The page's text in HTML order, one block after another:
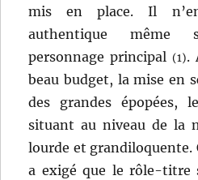
mis en place. Il
authentique même
personnage principal(1).
beau budget, la mise en
des grandes épopées,
situant au niveau de la
lourde et grandiloquente.
a exigé que le rôle-titre